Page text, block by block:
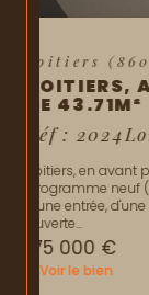
Réf :
2027,
118 000 €
Voir le